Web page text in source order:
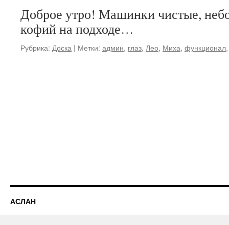
Доброе утро! Машинки чистые,
кофий на подходе…
Рубрика: Доска | Метки: админ, глаз, Лео, Миха, функционал
АСЛАН